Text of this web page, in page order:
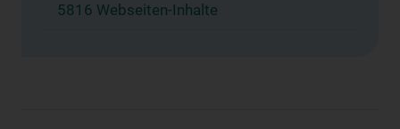
5816 Webseiten-Inhalte